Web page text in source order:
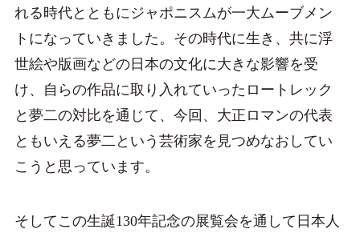
れる時代とともにジャポニスムが一大ムーブメン
トになっていきました。その時代に生き、共に浮
世絵や版画などの日本の文化に大きな影響を受
け、自らの作品に取り入れていったロートレック
と夢二の対比を通じて、今回、大正ロマンの代表
ともいえる夢二という芸術家を見つめなおしてい
こうと思っています。
そしてこの生誕130年記念の展覧会を通して日本人